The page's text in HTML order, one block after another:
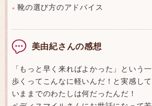
● 靴の選び方のアドバイス
美由紀さんの感想
「もっと早く来ればよかった」という
歩くってこんなに軽いんだ！と実感して
いままでのわたしは何だったんだ！